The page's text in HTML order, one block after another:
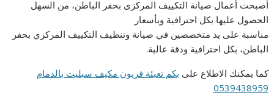
أصبحت أعمال صيانة التكييف المركزى بحفر الباطن، من السهل
الحصول عليها بكل احترافية وبأسعار
مناسبة على يد متخصصين في صيانة وتنظيف التكييف المركزي بحفر
الباطن، بكل احترافية ودقة عالية.
كما يمكنك الاطلاع على بكم تعبئة فريون مكيف سبليت بالدمام
0539438959